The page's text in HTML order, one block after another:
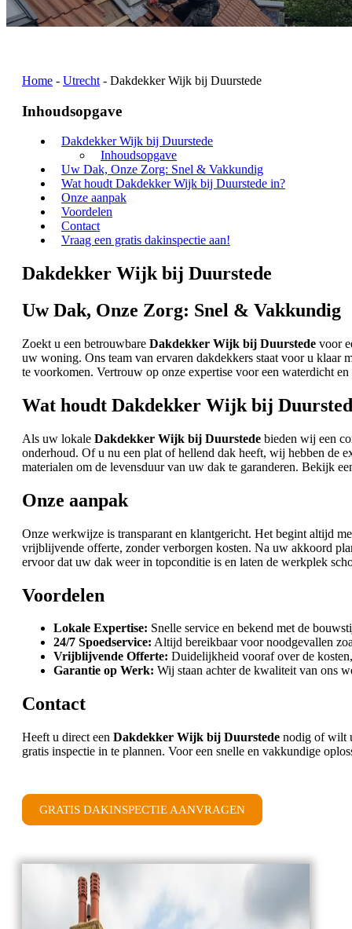
Home - Utrecht - Dakdekker Wijk bij Duurstede
Inhoudsopgave
Dakdekker Wijk bij Duurstede
Inhoudsopgave
Uw Dak, Onze Zorg: Snel & Vakkundig
Wat houdt Dakdekker Wijk bij Duurstede in?
Onze aanpak
Voordelen
Contact
Vraag een gratis dakinspectie aan!
Dakdekker Wijk bij Duurstede
Uw Dak, Onze Zorg: Snel & Vakkundig
Zoekt u een betrouwbare Dakdekker Wijk bij Duurstede voor
uw woning. Ons team van ervaren dakdekkers staat voor u klaar
te voorkomen. Vertrouw op onze expertise voor een waterdicht en
Wat houdt Dakdekker Wijk bij
Als uw lokale Dakdekker Wijk bij Duurstede bieden wij een
onderhoud. Of u nu een plat of hellend dak heeft, wij hebben de
materialen om de levensduur van uw dak te garanderen. Bekijk
Onze aanpak
Onze werkwijze is transparant en klantgericht. Het begint altijd
vrijblijvende offerte, zonder verborgen kosten. Na uw akkoord
ervoor dat uw dak weer in topconditie is en laten de werkplek
Voordelen
Lokale Expertise: Snelle service en bekend met de
24/7 Spoedservice: Altijd bereikbaar voor noodgevallen
Vrijblijvende Offerte: Duidelijkheid vooraf over de
Garantie op Werk: Wij staan achter de kwaliteit van ons
Contact
Heeft u direct een Dakdekker Wijk bij Duurstede nodig of wilt
gratis inspectie in te plannen. Voor een snelle en vakkundige
GRATIS DAKINSPECTIE AANVRAGEN